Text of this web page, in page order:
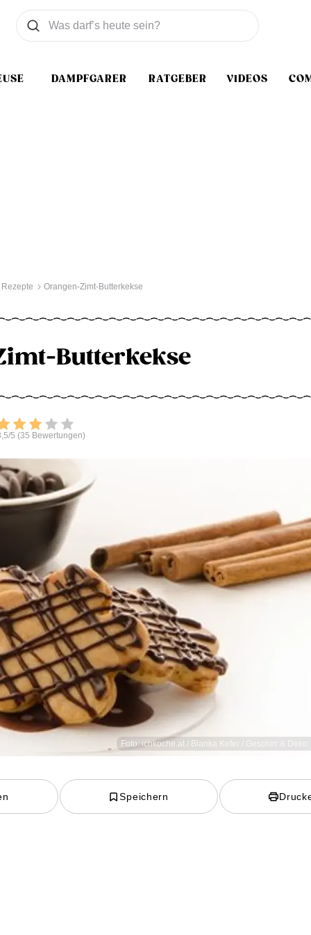
DAMPFGARER RATGEBER VIDEOS
Was wollen Sie suchen
Suchen
Rezepte Orangen-Zimt-Butterkekse
Butterkekse
Bewerten
5 (35 Bewertungen)
Foto: ichkoche.at / Blanka Kefer / Geschirr & Deko:
Speichern